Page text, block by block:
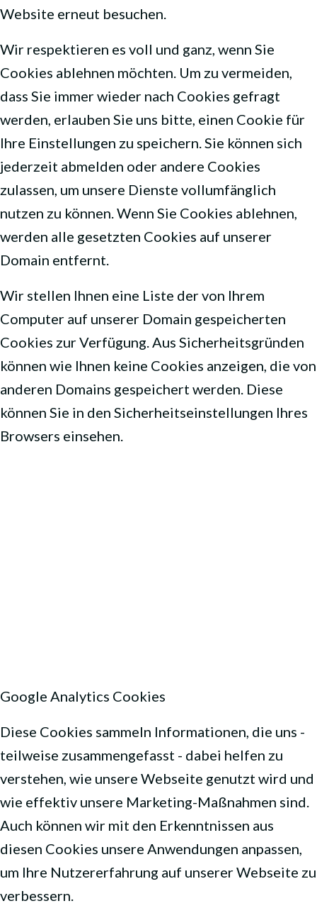
Website erneut besuchen.
Wir respektieren es voll und ganz, wenn Sie
Cookies ablehnen möchten. Um zu vermeiden,
dass Sie immer wieder nach Cookies gefragt
werden, erlauben Sie uns bitte, einen Cookie für
Ihre Einstellungen zu speichern. Sie können sich
jederzeit abmelden oder andere Cookies
zulassen, um unsere Dienste vollumfänglich
nutzen zu können. Wenn Sie Cookies ablehnen,
werden alle gesetzten Cookies auf unserer
Domain entfernt.
Wir stellen Ihnen eine Liste der von Ihrem
Computer auf unserer Domain gespeicherten
Cookies zur Verfügung. Aus Sicherheitsgründen
können wie Ihnen keine Cookies anzeigen, die von
anderen Domains gespeichert werden. Diese
können Sie in den Sicherheitseinstellungen Ihres
Browsers einsehen.
Google Analytics Cookies
Diese Cookies sammeln Informationen, die uns -
teilweise zusammengefasst - dabei helfen zu
verstehen, wie unsere Webseite genutzt wird und
wie effektiv unsere Marketing-Maßnahmen sind.
Auch können wir mit den Erkenntnissen aus
diesen Cookies unsere Anwendungen anpassen,
um Ihre Nutzererfahrung auf unserer Webseite zu
verbessern.